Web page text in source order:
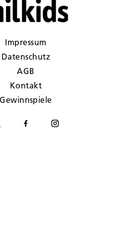
Impressum
Datenschutz
AGB
Kontakt
Gewinnspiele